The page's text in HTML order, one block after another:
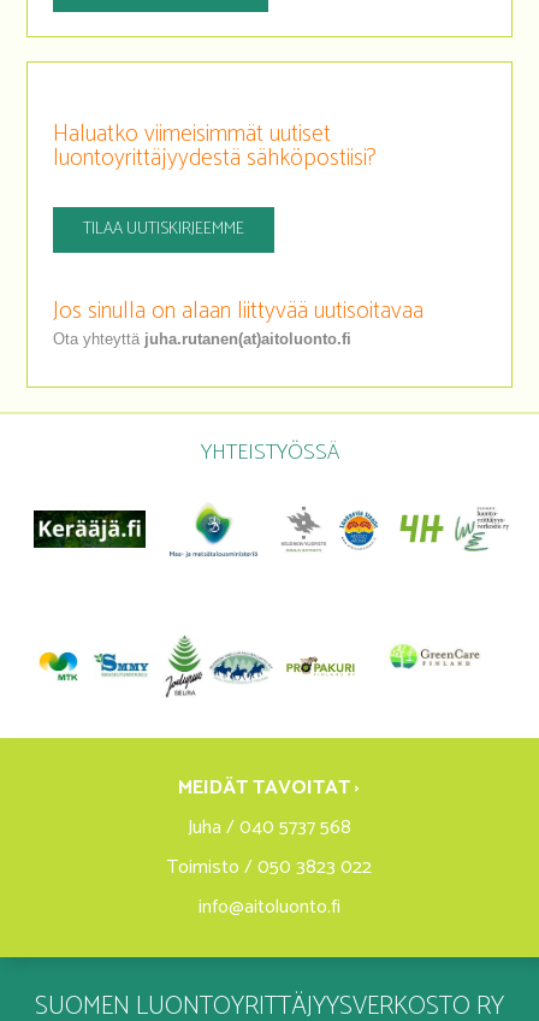
Haluatko viimeisimmät uutiset
luontoyrittäjyydestä sähköpostiisi?
TILAA UUTISKIRJEEMME
Jos sinulla on alaan liittyvää uutisoitavaa
Ota yhteyttä juha.rutanen(at)aitoluonto.fi
YHTEISTYÖSSÄ
MEIDÄT TAVOITAT ›
Juha / 040 5737 568
Toimisto / 050 3823 022
info@aitoluonto.fi
SUOMEN LUONTOYRITTÄJYYSVERKOSTO RY